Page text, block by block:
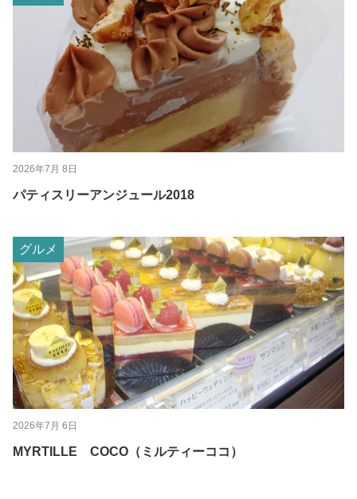
2026年7月 8日
パティスリーアンジュール2018
グルメ
2026年7月 6日
MYRTILLE COCO（ミルティーココ）